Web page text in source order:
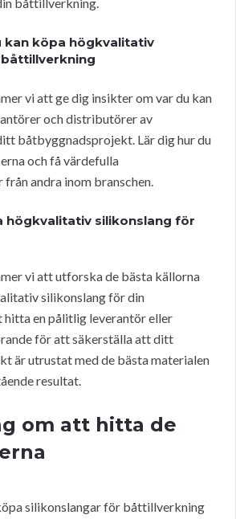
kan köpa högkvalitativ
vi att ge dig insikter om var du kan
och distributörer av
båtbyggnadsprojekt. Lär dig hur du
och få värdefulla
andra inom branschen.
högkvalitativ silikonslang för
vi att utforska de bästa källorna
silikonslang för din
en pålitlig leverantör eller
för att säkerställa att ditt
är utrustat med de bästa materialen
resultat.
om att hitta de
silikonslangar för båttillverkning